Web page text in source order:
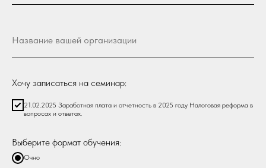
Хочу записаться на семинар:
21.02.2025 Заработная плата и отчетность в 2025 году Налоговая реформа в
вопросах и ответах.
Выберите формат обучения:
Очно